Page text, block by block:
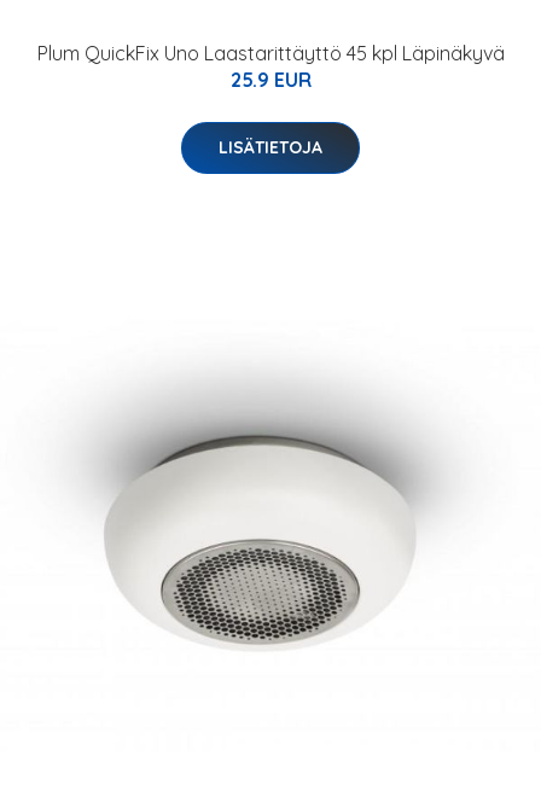
Plum QuickFix Uno Laastarittäyttö 45 kpl Läpinäkyvä
25.9 EUR
LISÄTIETOJA